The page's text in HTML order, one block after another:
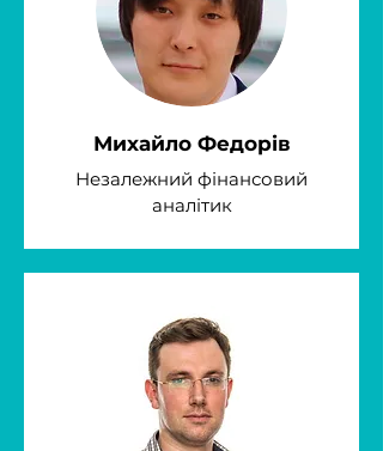
Михайло Федорів
Незалежний фінансовий
аналітик